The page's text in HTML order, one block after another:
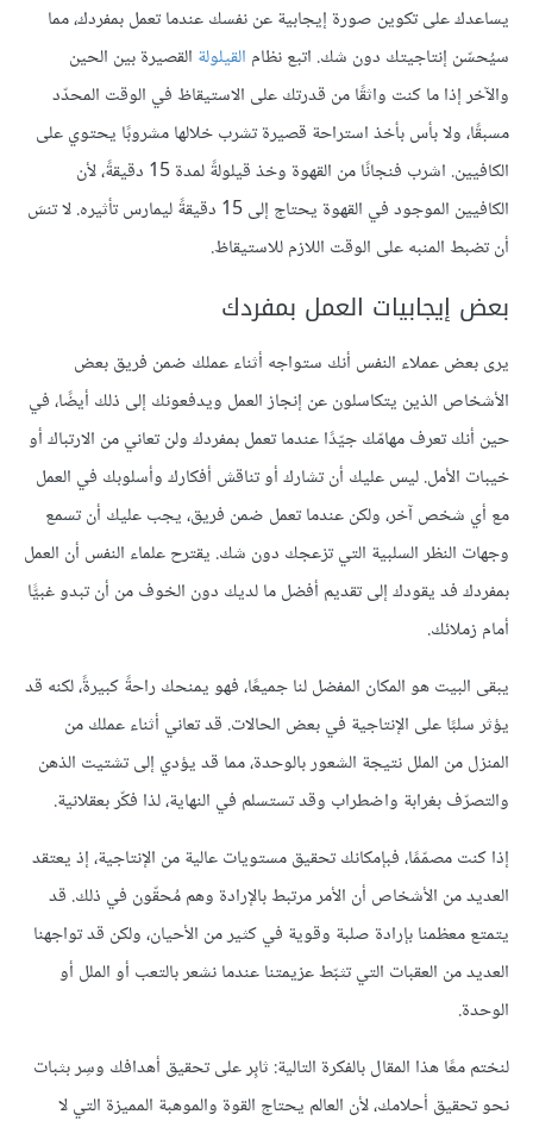
يساعدك على تكوين صورة إيجابية عن نفسك عندما تعمل بمفردك، مما
سيُحسّن إنتاجيتك دون شك. اتبع نظام القيلولة القصيرة بين الحين
والآخر إذا ما كنت واثقًا من قدرتك على الاستيقاظ في الوقت المحدّد
مسبقًا، ولا بأس بأخذ استراحة قصيرة تشرب خلالها مشروبًا يحتوي على
الكافيين. اشرب فنجانًا من القهوة وخذ قيلولةً لمدة 15 دقيقةً، لأن
الكافيين الموجود في القهوة يحتاج إلى 15 دقيقةً ليمارس تأثيره. لا تنسَ
أن تضبط المنبه على الوقت اللازم للاستيقاظ.
بعض إيجابيات العمل بمفردك
يرى بعض عملاء النفس أنك ستواجه أثناء عملك ضمن فريق بعض
الأشخاص الذين يتكاسلون عن إنجاز العمل ويدفعونك إلى ذلك أيضًا، في
حين أنك تعرف مهامّك جيّدًا عندما تعمل بمفردك ولن تعاني من الارتباك أو
خيبات الأمل. ليس عليك أن تشارك أو تناقش أفكارك وأسلوبك في العمل
مع أي شخص آخر، ولكن عندما تعمل ضمن فريق، يجب عليك أن تسمع
وجهات النظر السلبية التي تزعجك دون شك. يقترح علماء النفس أن العمل
بمفردك فد يقودك إلى تقديم أفضل ما لديك دون الخوف من أن تبدو غبيًّا
أمام زملائك.
يبقى البيت هو المكان المفضل لنا جميعًا، فهو يمنحك راحةً كبيرةً، لكنه قد
يؤثر سلبًا على الإنتاجية في بعض الحالات. قد تعاني أثناء عملك من
المنزل من الملل نتيجة الشعور بالوحدة، مما قد يؤدي إلى تشتيت الذهن
والتصرّف بغرابة واضطراب وقد تستسلم في النهاية، لذا فكّر بعقلانية.
إذا كنت مصمّمًا، فبإمكانك تحقيق مستويات عالية من الإنتاجية، إذ يعتقد
العديد من الأشخاص أن الأمر مرتبط بالإرادة وهم مُحقّون في ذلك. قد
يتمتع معظمنا بإرادة صلبة وقوية في كثير من الأحيان، ولكن قد تواجهنا
العديد من العقبات التي تثبّط عزيمتنا عندما نشعر بالتعب أو الملل أو
الوحدة.
لنختم معًا هذا المقال بالفكرة التالية: ثابِر على تحقيق أهدافك وسِر بثبات
نحو تحقيق أحلامك، لأن العالم يحتاج القوة والموهبة المميزة التي لا